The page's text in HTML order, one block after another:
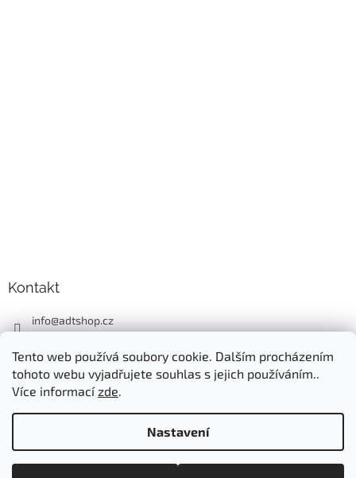
Tento web používá soubory cookie. Dalším procházením
tohoto webu vyjadřujete souhlas s jejich používáním..
Více informacízde.
Nastavení
Kontakt
info@adtshop.cz
+420724549949
Vytvořil Shoptet